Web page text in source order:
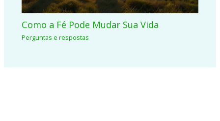
Como a Fé Pode Mudar Sua Vida
Perguntas e respostas